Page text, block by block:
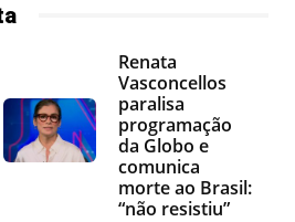
Renata
Vasconcellos
paralisa
programação
da Globo e
comunica
morte ao Brasil:
“não resistiu”